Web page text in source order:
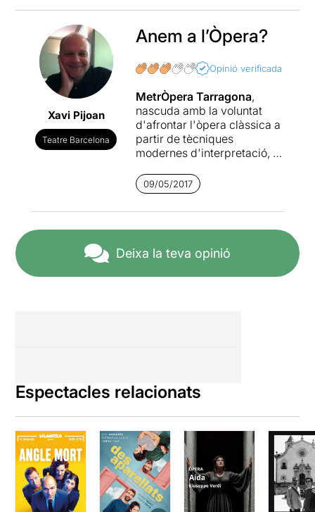
Xavi Pijoan
Teatre Barcelona
Anem a l’Òpera?
Opinió verificada
MetrÒpera Tarragona,
nascuda amb la voluntat
d'afrontar l'òpera clàssica a
partir de tècniques
modernes d'interpretació, es
Teatre Akadèmia, amb
Speziale(Haydn/Goldoni),
que dirigeixRamon Simó.
que és teatre, que hi ha
dramatúrgia, i que aquesta
no ha d'empetitir-se davant
canvi, als cantants/actors
ús del cos com a matèria
d'actuació, al costat de les
veus.
Simó, després del seu pas
pelGrec
, s'embarca en un
projecte innovador que sap
09/05/2017
Deixa la teva opinió
Espectacles relacionats